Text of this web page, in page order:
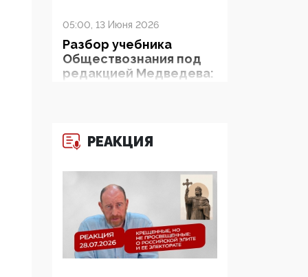
05:00, 13 Июня 2026
Разбор учебника
Обществознания под
редакцией Медведева:
двоемыслия
Прокуратура наконец
увидела
экстремистскую
деятельность ИИТО
ЮНЕСКО в России, но
цифроглобалисты
РЕАКЦИЯ